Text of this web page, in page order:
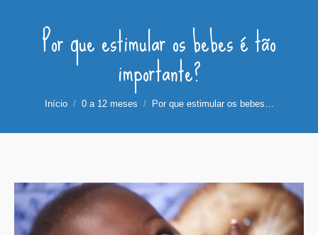
Por que estimular os bebes é tão
importante?
Você está aqui:
Início 0 a 12 meses Por que estimular os bebes…